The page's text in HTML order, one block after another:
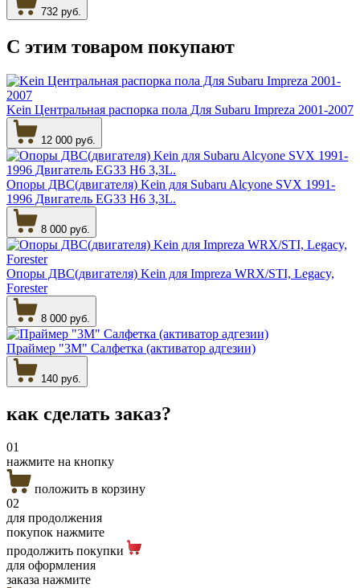
732 руб.
С этим товаром покупают
Kein Центральная распорка пола Для Subaru Impreza 2001-2007
12 000 руб.
Опоры ДВС(двигателя) Kein для Subaru Alcyone SVX 1991-
1996 Двигатель EG33 H6 3,3L.
8 000 руб.
Опоры ДВС(двигателя) Kein для Impreza WRX/STI, Legacy,
Forester
8 000 руб.
Праймер "3М" Салфетка (активатор адгезии)
140 руб.
как сделать заказ?
01
нажмите на кнопку
положить в корзину
02
для продолжения
покупок нажмите
продолжить покупки
для оформления
заказа нажмите